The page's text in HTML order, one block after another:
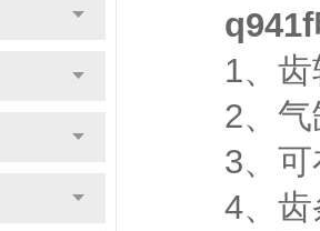
1、齿轮
2、气缸
3、可在
4、齿条